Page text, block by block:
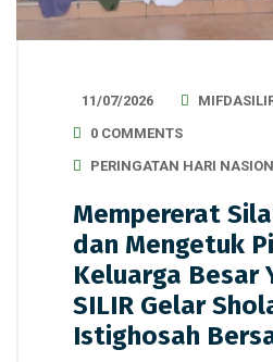
11/07/2026
0 COMMENTS
PERINGATAN HARI
Mempererat
dan Mengetuk
Keluarga Besar
SILIR Gelar
Istighosah